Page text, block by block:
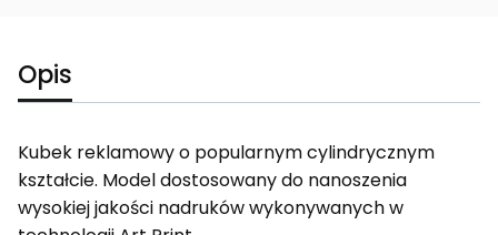
Opis
Kubek reklamowy o popularnym cylindrycznym
kształcie. Model dostosowany do nanoszenia
wysokiej jakości nadruków wykonywanych w